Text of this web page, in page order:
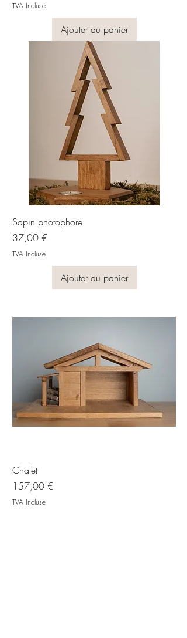
TVA Incluse
Ajouter au panier
Sapin photophore
Prix
37,00 €
TVA Incluse
Ajouter au panier
Chalet
Prix
157,00 €
TVA Incluse